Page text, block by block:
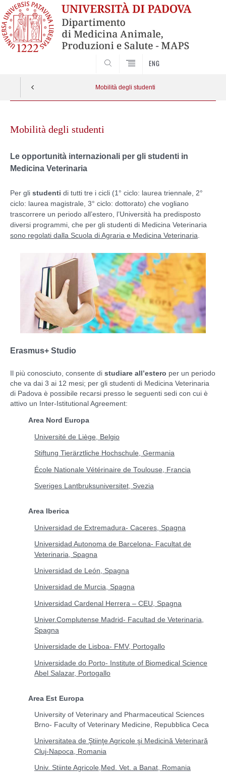
ENG
Mobilità degli studenti
contentMobilità degli studenti
Le opportunità internazionali per gli studenti in
Medicina Veterinaria
Per gli studenti di tutti tre i cicli (1° ciclo: laurea triennale, 2°
ciclo: laurea magistrale, 3° ciclo: dottorato) che vogliano
trascorrere un periodo all’estero, l’Università ha predisposto
diversi programmi, che per gli studenti di Medicina Veterinaria
sono regolati dalla Scuola di Agraria e Medicina Veterinaria
Erasmus+ Studio
Il più conosciuto, consente di studiare all’estero per un periodo
che va dai 3 ai 12 mesi; per gli studenti di Medicina Veterinaria
di Padova è possibile recarsi presso le seguenti sedi con cui è
attivo un Inter-Istitutional Agreement:
Area Nord Europa
Université de Liège, Belgio
Stiftung Tierärztliche Hochschule, Germania
École Nationale Vétérinaire de Toulouse, Francia
Sveriges Lantbruksuniversitet, Svezia
Area Iberica
Universidad de Extremadura- Caceres, Spagna
Universidad Autonoma de Barcelona- Facultat de
Veterinaria, Spagna
Universidad de León, Spagna
Universidad de Murcia, Spagna
Universidad Cardenal Herrera – CEU, Spagna
Univer.Complutense Madrid- Facultad de Veterinaria,
Spagna
Universidade de Lisboa- FMV, Portogallo
Universidade do Porto- Institute of Biomedical Science
Abel Salazar, Portogallo
Area Est Europa
University of Veterinary and Pharmaceutical Sciences
Brno- Faculty of Veterinary Medicine, Repubblica Ceca
Universitatea de Ştiinţe Agricole şi Medicină Veterinară
Cluj-Napoca, Romania
Univ. Stiinte Agricole,Med. Vet. a Banat, Romania